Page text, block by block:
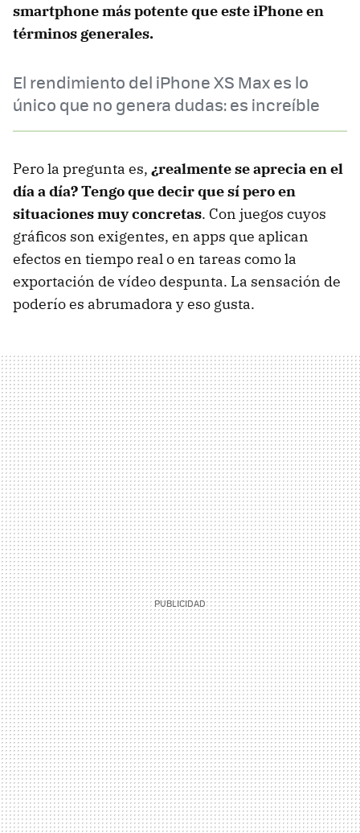
smartphone más potente que este iPhone en
términos generales.
El rendimiento del iPhone XS Max es lo
único que no genera dudas: es increíble
Pero la pregunta es, ¿realmente se aprecia en el
día a día? Tengo que decir que sí pero en
situaciones muy concretas. Con juegos cuyos
gráficos son exigentes, en apps que aplican
efectos en tiempo real o en tareas como la
exportación de vídeo despunta. La sensación de
poderío es abrumadora y eso gusta.